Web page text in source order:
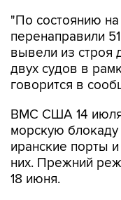
"По состоянию на
перенаправили
вывели из строя
двух судов в
говорится в
ВМС США 14
морскую
иранские порты
них. Прежний
18 июня.